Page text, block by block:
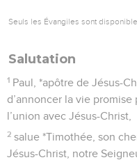
Seuls les Évangiles sont
Salutation
1 Paul, *apôtre de Jésus-
d’annoncer la vie
l’union avec Jésus-Christ,
2 salue *Timothée, son
Jésus-Christ, notre